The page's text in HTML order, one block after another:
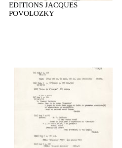
EDITIONS JACQUES
POVOLOZKY